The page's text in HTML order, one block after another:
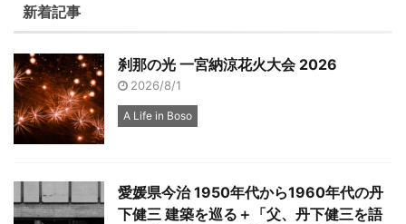
新着記事
刹那の光 一宮納涼花火大会 2026
2026/8/1
A Life in Boso
愛媛県今治 1950年代から1960年代の丹
下健三 建築を巡る＋「父、丹下健三を語